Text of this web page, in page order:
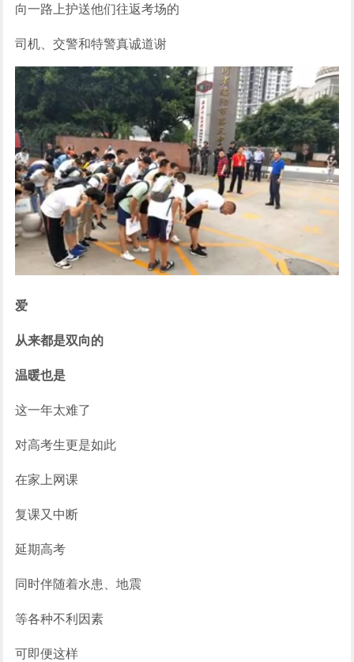
向一路上护送他们往返考场的
司机、交警和特警真诚道谢
爱
从来都是双向的
温暖也是
这一年太难了
对高考生更是如此
在家上网课
复课又中断
延期高考
同时伴随着水患、地震
等各种不利因素
可即便这样